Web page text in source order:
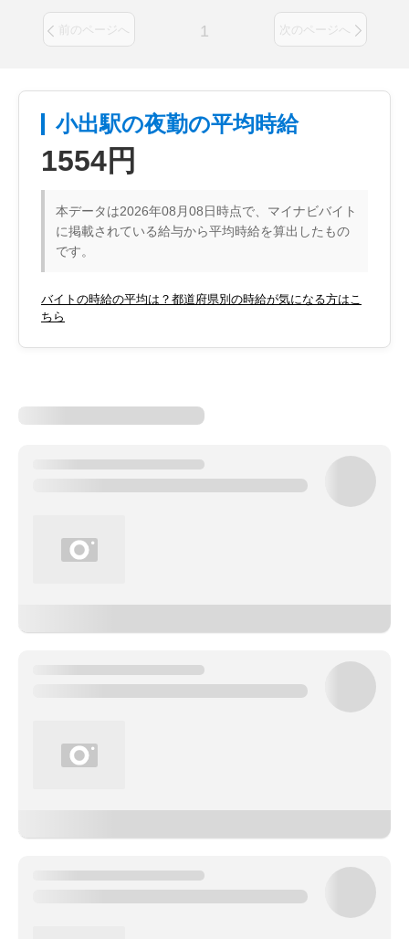
前のページへ 1 次のページへ
小出駅の夜勤の平均時給
1554円
本データは2026年08月08日時点で、マイナビバイト
に掲載されている給与から平均時給を算出したもの
です。
バイトの時給の平均は？都道府県別の時給が気になる方はこ
ちら